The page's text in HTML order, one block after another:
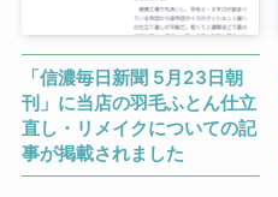
「信濃毎日新聞 5月23日朝
刊」に当店の羽毛ふとん仕立
直し・リメイクについての記
事が掲載されました